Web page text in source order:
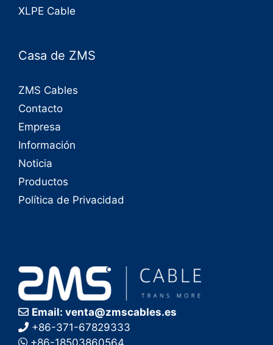
XLPE Cable
Casa de ZMS
ZMS Cables
Contacto
Empresa
Información
Noticia
Productos
Política de Privacidad
Email: venta@zmscables.es
+86-371-67829333
+86-18503860564